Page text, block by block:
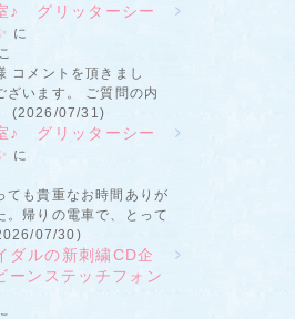
♪ グリッターシー
に
コメントを頂きまし
ざいます。 ご質問の内
(2026/07/31)
♪ グリッターシー
に
ても貴重なお時間ありが
。帰りの電車で、とって
07/30)
ダルの新刺繍CD企
ンステッチフォン